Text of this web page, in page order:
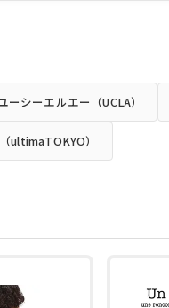
ーシーエルエー（UCLA）
ultimaTOKYO）